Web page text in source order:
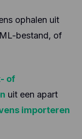
ophalen uit
bestand, of
of
uit een apart
importeren